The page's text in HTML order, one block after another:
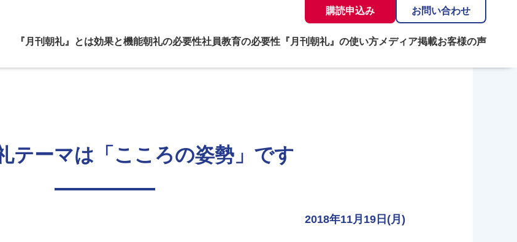
購読申込み お問い合わせ
『月刊朝礼』とは効果と機能朝礼の必要性社員教育の必要性 『月刊朝礼』の使い方メディア掲載お客様の声
テーマは「こころの姿勢」です
2018年11月19日(月)